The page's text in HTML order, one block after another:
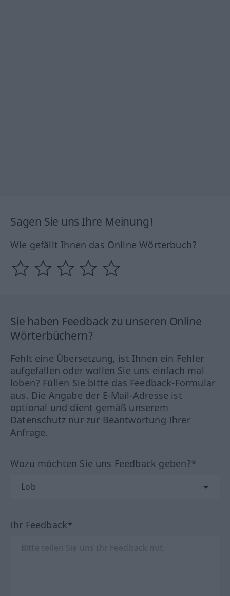
Sagen Sie uns Ihre Meinung!
Wie gefällt Ihnen das Online Wörterbuch?
Sie haben Feedback zu unseren Online
Wörterbüchern?
Fehlt eine Übersetzung, ist Ihnen ein Fehler
aufgefallen oder wollen Sie uns einfach mal
loben? Füllen Sie bitte das Feedback-Formular
aus. Die Angabe der E-Mail-Adresse ist
optional und dient gemäß unserem
Datenschutz nur zur Beantwortung Ihrer
Anfrage.
Wozu möchten Sie uns Feedback geben?*
Ihr Feedback*